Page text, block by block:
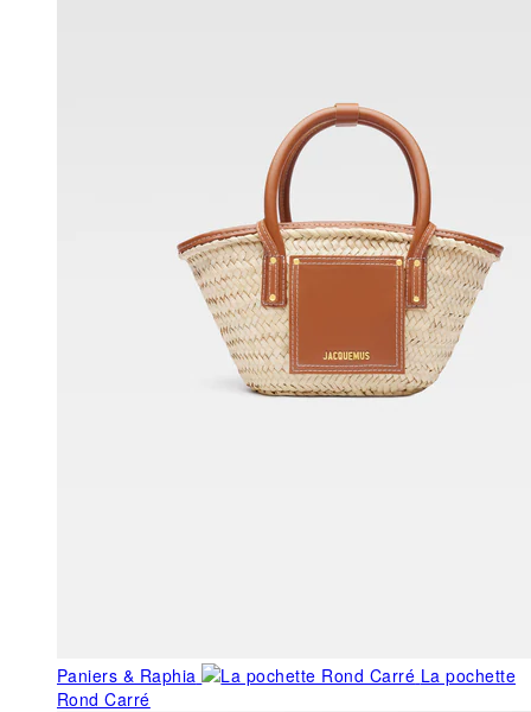
Paniers & Raphia
La pochette
Rond Carré